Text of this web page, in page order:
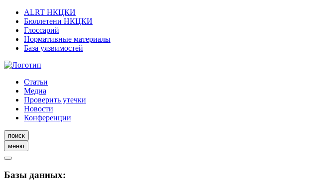
ALRT НКЦКИ
Бюллетени НКЦКИ
Глоссарий
Нормативные материалы
База уязвимостей
Статьи
Медиа
Проверить утечки
Новости
Конференции
поиск
меню
Базы данных: